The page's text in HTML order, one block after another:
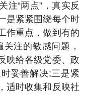
注“两点”，真实反
是紧紧围绕每个时
作重点，做到有的
注的敏感问题，
映给各级党委、政
妥善解决;三是紧
适时收集和反映社